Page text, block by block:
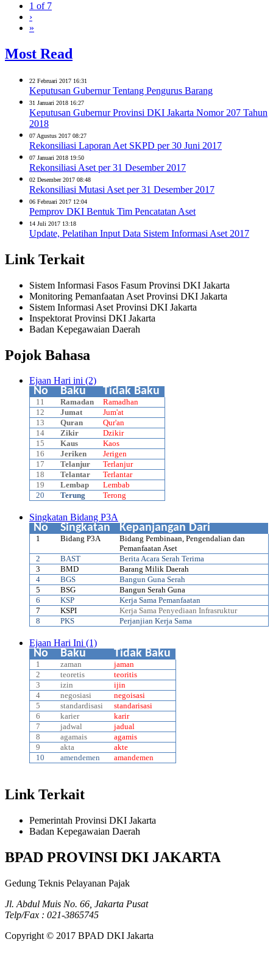
1 of 7
›
»
Most Read
22 Februari 2017 16:31
Keputusan Gubernur Tentang Pengurus Barang
31 Januari 2018 16:27
Keputusan Gubernur Provinsi DKI Jakarta Nomor 207 Tahun
2018
07 Agustus 2017 08:27
Rekonsiliasi Laporan Aet SKPD per 30 Juni 2017
07 Januari 2018 19:50
Rekonsiliasi Aset per 31 Desember 2017
02 Desember 2017 08:48
Rekonsiliasi Mutasi Aset per 31 Desember 2017
06 Februari 2017 12:04
Pemprov DKI Bentuk Tim Pencatatan Aset
14 Juli 2017 13:18
Update, Pelatihan Input Data Sistem Informasi Aset 2017
Link Terkait
Sistem Informasi Fasos Fasum Provinsi DKI Jakarta
Monitoring Pemanfaatan Aset Provinsi DKI Jakarta
Sistem Informasi Aset Provinsi DKI Jakarta
Inspektorat Provinsi DKI Jakarta
Badan Kepegawaian Daerah
Pojok Bahasa
Ejaan Hari ini (2)
No Baku Tidak Baku
11 Ramadan
Ramadhan
12
Jumat
Jum'at
13
Quran
Qur'an
14
Zikir
Dzikir
15
Kaus
Kaos
16
Jeriken
Jerigen
17
Telanjur
Terlanjur
18
Telantar
Terlantar
19
Lembap
Lembab
20
Terung Terong
Singkatan Bidang P3A
No Singkatan Kepanjangan Dari
1 Bidang P3A
Bidang Pembinaan, Pengendalian dan
Pemanfaatan Aset
2
BAST
Berita Acara Serah Terima
3
BMD
Barang Milik Daerah
4
BGS
Bangun Guna Serah
5
BSG
Bangun Serah Guna
6
KSP
Kerja Sama Pemanfaatan
7
KSPI
Kerja Sama Penyediaan Infrasruktur
8
PKS Perjanjian Kerja Sama
Ejaan Hari Ini (1)
No Baku Tidak Baku
1 zaman
jaman
2
teoretis
teoritis
3
izin
ijin
4
negosiasi
negoisasi
5
standardisasi
standarisasi
6
karier
karir
7
jadwal
jadual
8
agamais
agamis
9
akta
akte
10
amendemen amandemen
Link Terkait
Pemerintah Provinsi DKI Jakarta
Badan Kepegawaian Daerah
BPAD PROVINSI DKI JAKARTA
Gedung Teknis Pelayanan Pajak
Jl. Abdul Muis No. 66, Jakarta Pusat
Telp/Fax : 021-3865745
Copyright © 2017 BPAD DKI Jakarta